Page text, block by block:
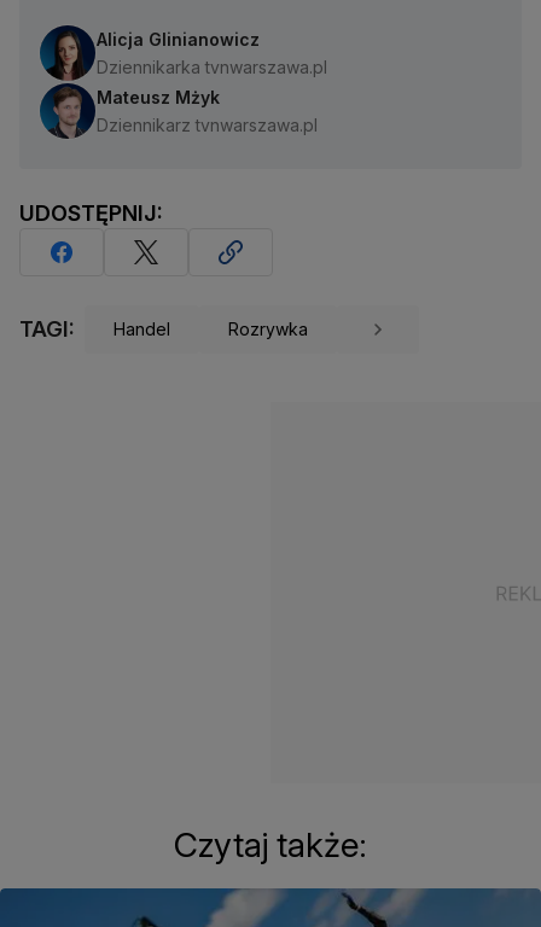
Alicja Glinianowicz
Dziennikarka tvnwarszawa.pl
Mateusz Mżyk
Dziennikarz tvnwarszawa.pl
UDOSTĘPNIJ:
TAGI: Handel Rozrywka
Czytaj także: